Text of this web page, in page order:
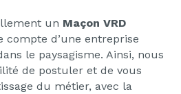
un Maçon VRD
compte d’une entreprise
le paysagisme. Ainsi, nous
de postuler et de vous
du métier, avec la